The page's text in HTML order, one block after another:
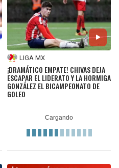
LIGA MX
¡DRAMÁTICO EMPATE! CHIVAS DEJA
ESCAPAR EL LIDERATO Y LA HORMIGA
GONZÁLEZ EL BICAMPEONATO DE
GOLEO